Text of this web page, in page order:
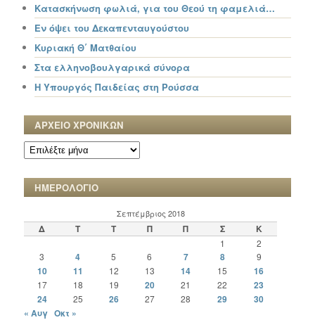
Κατασκήνωση φωλιά, για του Θεού τη φαμελιά…
Εν όψει του Δεκαπενταυγούστου
Κυριακή Θ΄ Ματθαίου
Στα ελληνοβουλγαρικά σύνορα
Η Υπουργός Παιδείας στη Ρούσσα
ΑΡΧΕΙΟ ΧΡΟΝΙΚΩΝ
ΑΡΧΕΙΟ
ΧΡΟΝΙΚΩΝ
ΗΜΕΡΟΛΟΓΙΟ
Σεπτέμβριος 2018
Δ Τ Τ Π Π Σ Κ
1
2
3
4 5 6 7 8 9
10 11 12 13 14 15 16
17 18 19 20 21 22
23
24
25 26 27 28 29
30
« Αυγ Οκτ »